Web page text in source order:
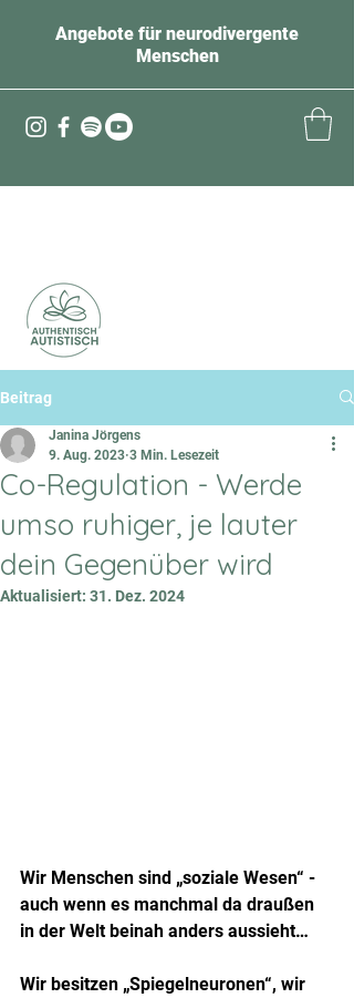
Angebote für neurodivergente
Menschen
Beitrag
Co-Regulation - Werde
umso ruhiger, je lauter
dein Gegenüber wird
Janina Jörgens
9. Aug. 2023 3 Min. Lesezeit
Aktualisiert: 31. Dez. 2024
Wir Menschen sind „soziale Wesen“ -
auch wenn es manchmal da draußen
in der Welt beinah anders aussieht…
Wir besitzen „Spiegelneuronen“, wir